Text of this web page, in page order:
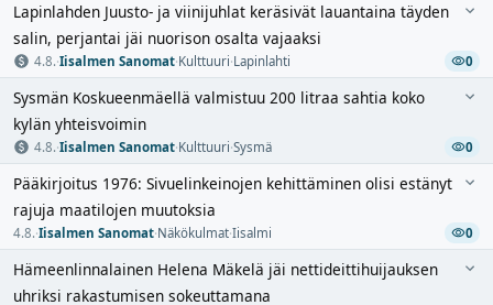
Lapinlahden Juusto- ja viinijuhlat keräsivät lauantaina täyden
salin, perjantai jäi nuorison osalta vajaaksi
4.8.·Iisalmen Sanomat·Kulttuuri·Lapinlahti 0
Sysmän Koskueenmäellä valmistuu 200 litraa sahtia koko
kylän yhteisvoimin
4.8.·Iisalmen Sanomat·Kulttuuri·Sysmä 0
Pääkirjoitus 1976: Sivuelinkeinojen kehittäminen olisi estänyt
rajuja maatilojen muutoksia
4.8.·Iisalmen Sanomat·Näkökulmat·Iisalmi 0
Hämeenlinnalainen Helena Mäkelä jäi nettideittihuijauksen
uhriksi rakastumisen sokeuttamana